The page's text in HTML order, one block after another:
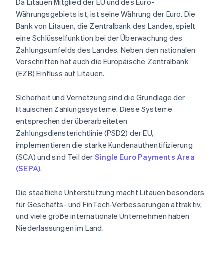
Da Litauen Mitglied der EU und des Euro-
Währungsgebiets ist, ist seine Währung der Euro. Die
Bank von Litauen, die Zentralbank des Landes, spielt
eine Schlüsselfunktion bei der Überwachung des
Zahlungsumfelds des Landes. Neben den nationalen
Vorschriften hat auch die Europäische Zentralbank
(EZB) Einfluss auf Litauen.
Sicherheit und Vernetzung sind die Grundlage der
litauischen Zahlungssysteme. Diese Systeme
entsprechen der überarbeiteten
Zahlungsdiensterichtlinie (PSD2) der EU,
implementieren die starke Kundenauthentifizierung
(SCA) und sind Teil der Single Euro Payments Area
(SEPA).
Die staatliche Unterstützung macht Litauen besonders
für Geschäfts- und FinTech-Verbesserungen attraktiv,
und viele große internationale Unternehmen haben
Niederlassungen im Land.